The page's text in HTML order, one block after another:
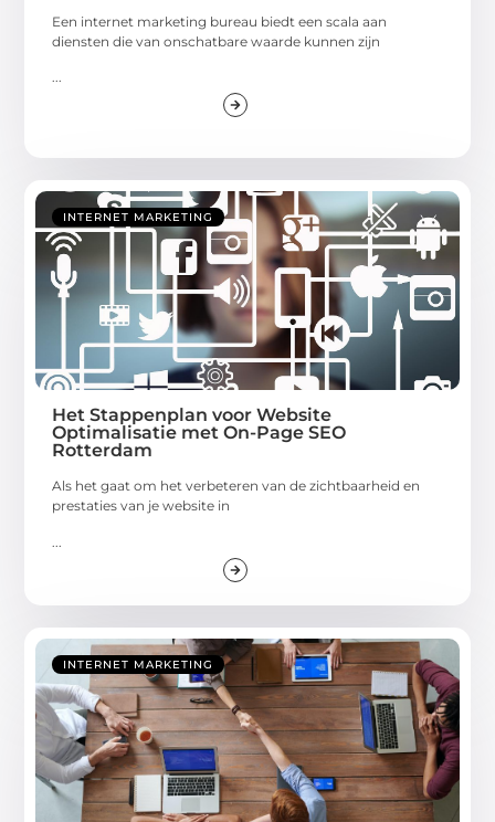
Een internet marketing bureau biedt een scala aan
diensten die van onschatbare waarde kunnen zijn
...
INTERNET MARKETING
Het Stappenplan voor Website
Optimalisatie met On-Page SEO
Rotterdam
Als het gaat om het verbeteren van de zichtbaarheid en
prestaties van je website in
INTERNET MARKETING